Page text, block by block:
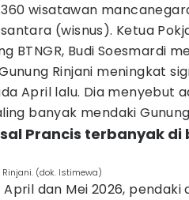
wisatawan
(wisnus). Ketua
BTNGR, Budi Soesmardi
Rinjani meningkat
April lalu. Dia menyebut
banyak mendaki
Prancis terbanyak di
(dok. Istimewa)
dan Mei 2026,